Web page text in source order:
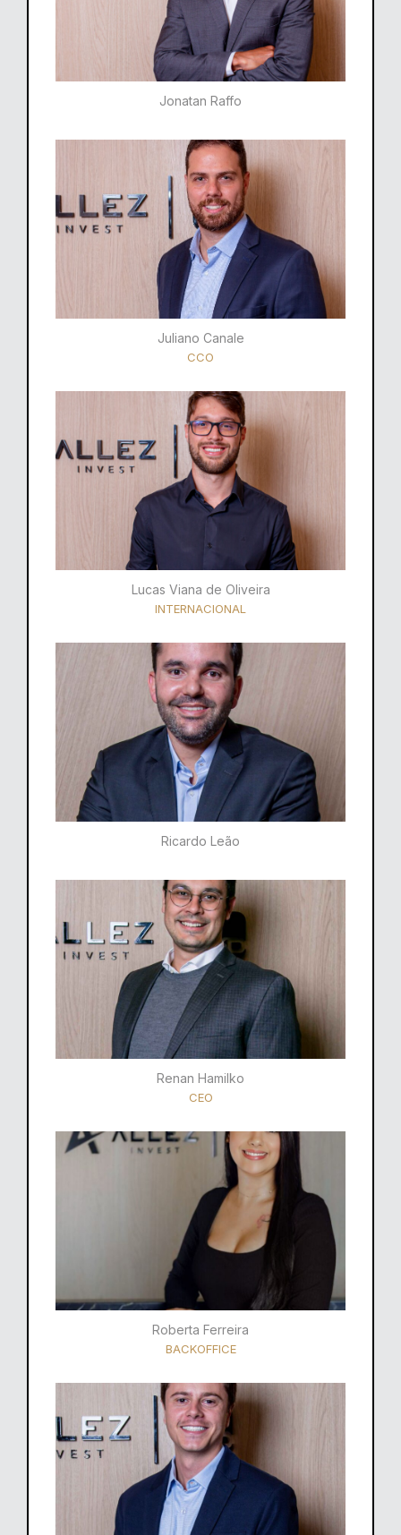
Jonatan Raffo
Juliano Canale
CCO
Lucas Viana de Oliveira
INTERNACIONAL
Ricardo Leão​
Renan Hamilko​
CEO
Roberta Ferreira
BACKOFFICE